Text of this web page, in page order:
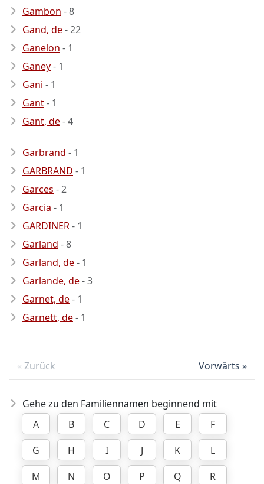
Gambon - 8
Gand, de- 22
Ganelon - 1
Ganey- 1
Gani - 1
Gant- 1
Gant, de- 4
Garbrand - 1
GARBRAND - 1
Garces - 2
Garcia - 1
GARDINER- 1
Garland - 8
Garland, de- 1
Garlande, de- 3
Garnet, de- 1
Garnett, de- 1
Zurück Vorwärts
Gehe zu den Familiennamen beginnend mit
A
B C D E
F
G
H I J K
L
M
N O P Q
R